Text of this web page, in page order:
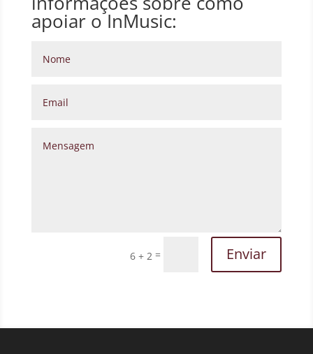
apoiar o InMusic:
6 + 2 = Enviar